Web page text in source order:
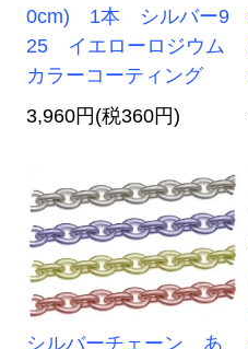
0cm) 1本 シルバー9
25 イエローロジウム
カラーコーティング
3,960円(税360円)
シルバーチェーン あ